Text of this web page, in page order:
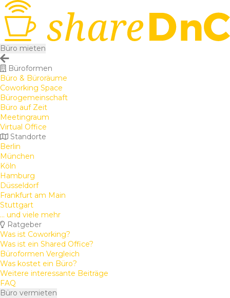
Büro mieten
Büroformen
Büro & Büroräume
Coworking Space
Bürogemeinschaft
Büro auf Zeit
Meetingraum
Virtual Office
Standorte
Berlin
München
Köln
Hamburg
Düsseldorf
Frankfurt am Main
Stuttgart
... und viele mehr
Ratgeber
Was ist Coworking?
Was ist ein Shared Office?
Büroformen Vergleich
Was kostet ein Büro?
Weitere interessante Beiträge
FAQ
Büro vermieten